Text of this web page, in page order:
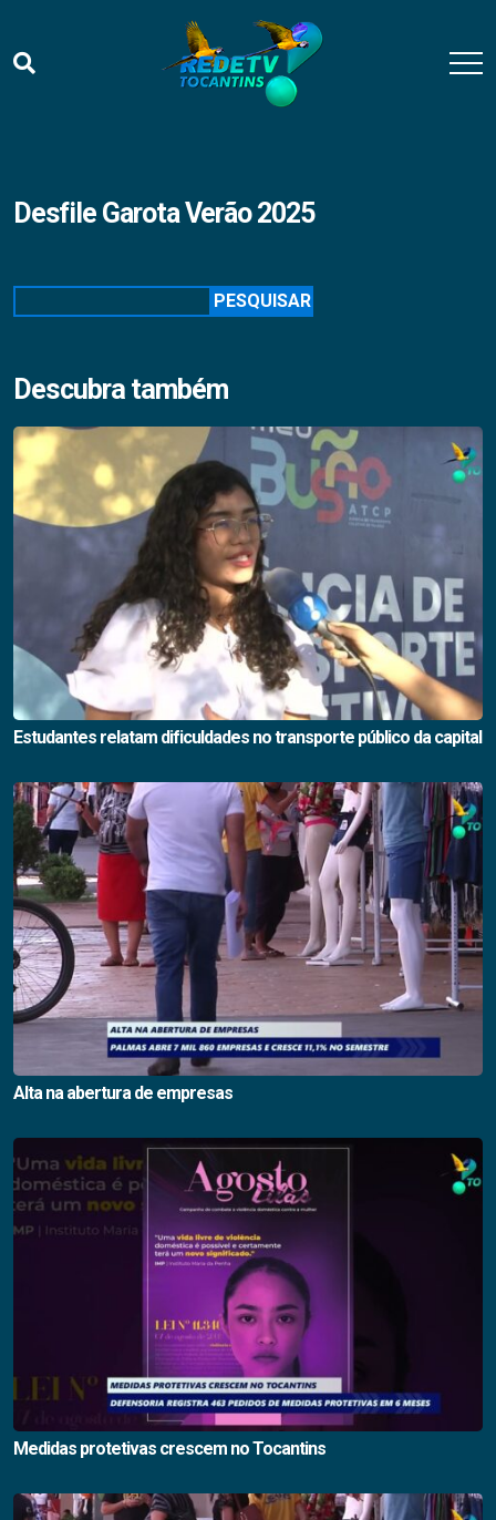
Desfile Garota Verão 2025
PESQUISAR
Descubra também
Estudantes relatam dificuldades no transporte público da capital
Alta na abertura de empresas
Medidas protetivas crescem no Tocantins